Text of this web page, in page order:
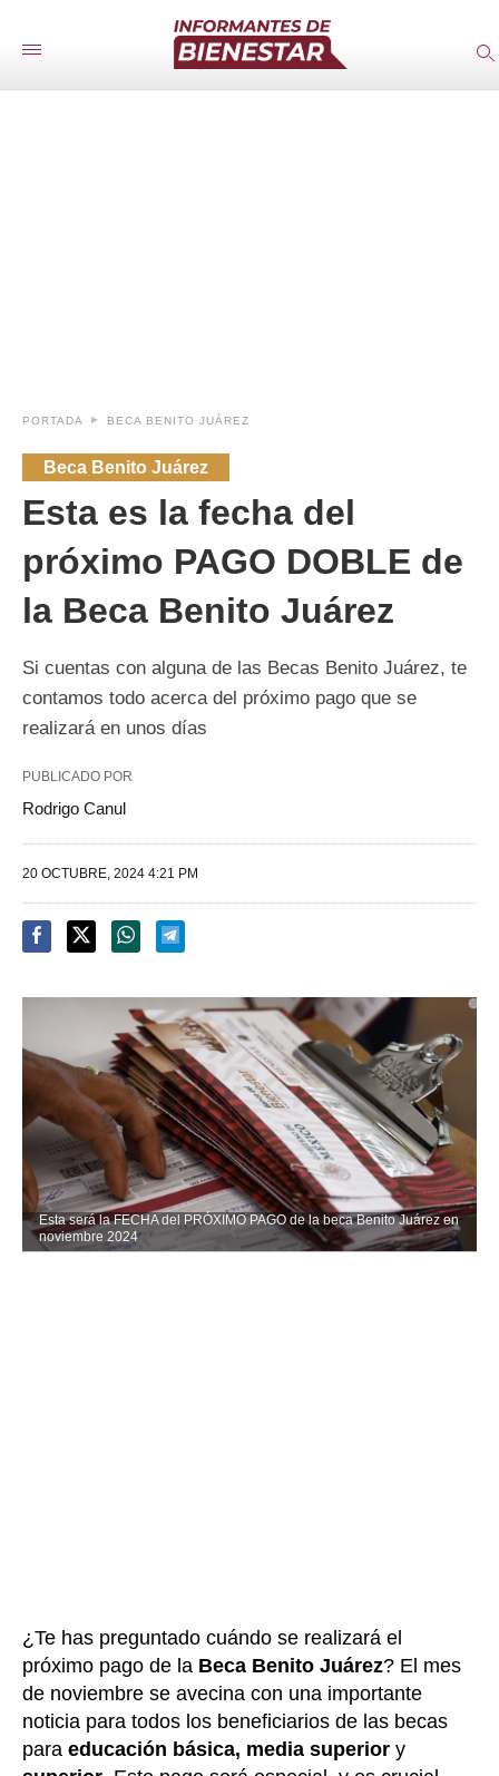
PORTADA BECA BENITO JUÁREZ
Beca Benito Juárez
Esta es la fecha del
próximo PAGO DOBLE de
la Beca Benito Juárez
Si cuentas con alguna de las Becas Benito Juárez, te
contamos todo acerca del próximo pago que se
realizará en unos días
PUBLICADO POR
Rodrigo Canul
20 OCTUBRE, 2024 4:21 PM
Esta será la FECHA del PRÓXIMO PAGO de la beca Benito Juárez en
noviembre 2024
¿Te has preguntado cuándo se realizará el
próximo pago de la Beca Benito Juárez? El mes
de noviembre se avecina con una importante
noticia para todos los beneficiarios de las becas
para educación básica, media superior y